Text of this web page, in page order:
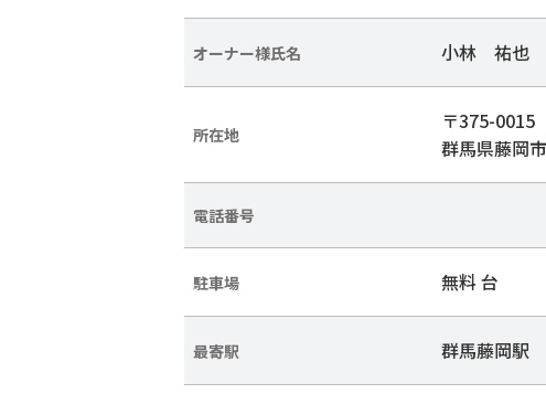
オーナー様氏名 小林 祐也
所在地
〒375-0015
群馬県藤岡
電話番号
駐車場 無料 台
最寄駅 群馬藤岡駅